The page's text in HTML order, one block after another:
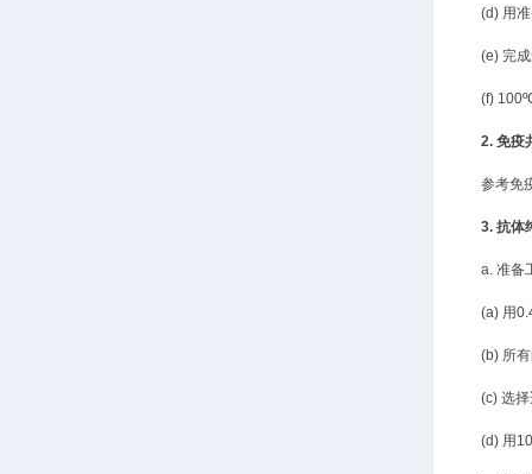
(d) 用
(e) 完
(f)
2. 免疫
参考免
3. 抗体
a. 准备
(a) 用
(b) 所
(c) 选
(d) 用